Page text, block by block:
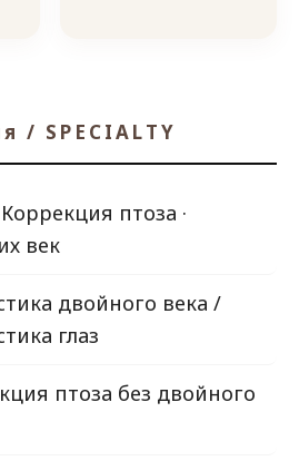
/ SPECIALTY
птоза ·
век
двойного века /
глаз
птоза без двойного